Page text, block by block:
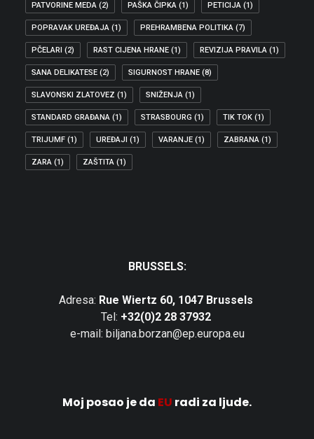
PATVORINE MEDA (2) PAŠKA ČIPKA (1) PETICIJA (1)
POPRAVAK UREĐAJA (1) PREHRAMBENA POLITIKA (7)
PČELARI (2) RAST CIJENA HRANE (1) REVIZIJA PRAVILA (1)
SANA DELIKATESE (2) SIGURNOST HRANE (8)
SLAVONSKI ZLATOVEZ (1) SNIŽENJA (1)
STANDARD GRAĐANA (1) STRASBOURG (1) TIK TOK (1)
TRIJUMF (1) UREĐAJI (1) VARANJE (1) ZABRANA (1)
ZARA (1) ZAŠTITA (1)
BRUSSELS:
Adresa: Rue Wiertz 60, 1047 Brussels
Tel: +32(0)2 28 37932
e-mail: biljana.borzan@ep.europa.eu
Moj posao je da EU radi za ljude.